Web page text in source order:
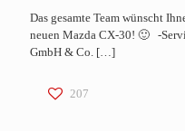
Das gesamte Team wünscht
neuen Mazda CX-30! 🙂 -
GmbH & Co. […]
207